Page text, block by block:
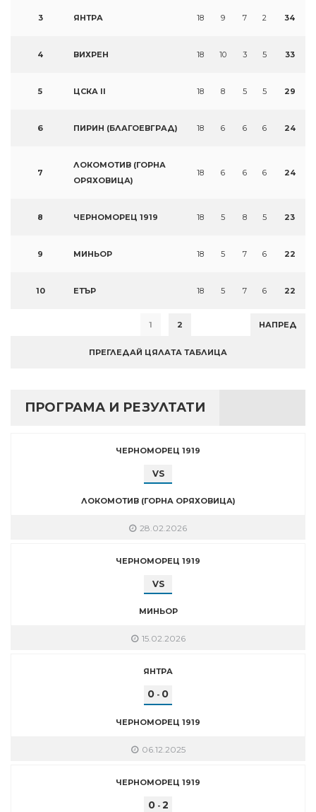
3 ЯНТРА 18 9 7 2 34
4 ВИХРЕН 18 10 3 5 33
5 ЦСКА II 18 8 5 5 29
6 ПИРИН (БЛАГОЕВГРАД) 18 6 6 6 24
7
ЛОКОМОТИВ (ГОРНА
ОРЯХОВИЦА)
18 6 6 6 24
8 ЧЕРНОМОРЕЦ 1919 18 5 8 5 23
9 МИНЬОР 18 5 7 6 22
10 ЕТЪР 18 5 7 6 22
1 2 НАПРЕД
ПРЕГЛЕДАЙ ЦЯЛАТА ТАБЛИЦА
ПРОГРАМА И РЕЗУЛТАТИ
ЧЕРНОМОРЕЦ 1919
VS
ЛОКОМОТИВ (ГОРНА ОРЯХОВИЦА)
28.02.2026
ЧЕРНОМОРЕЦ 1919
VS
МИНЬОР
15.02.2026
ЯНТРА
0 - 0
ЧЕРНОМОРЕЦ 1919
06.12.2025
ЧЕРНОМОРЕЦ 1919
0- 2